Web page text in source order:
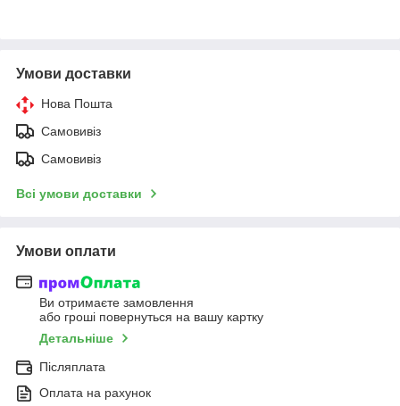
Умови доставки
Нова Пошта
Самовивіз
Самовивіз
Всі умови доставки
Умови оплати
Ви отримаєте замовлення
або гроші повернуться на вашу картку
Детальніше
Післяплата
Оплата на рахунок